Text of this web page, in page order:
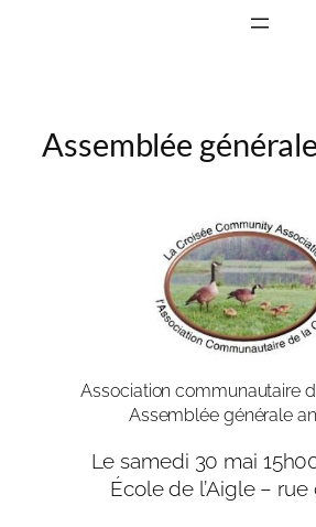
Assemblée
Association communautaire
Assemblée générale
Le samedi 30 mai
École de l’Aigle –